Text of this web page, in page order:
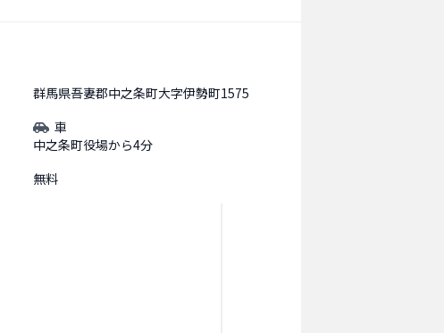
群馬県吾妻郡中之条町大字伊勢町1575
車
中之条町役場から4分
無料